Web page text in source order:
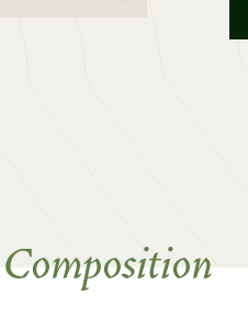
Composition